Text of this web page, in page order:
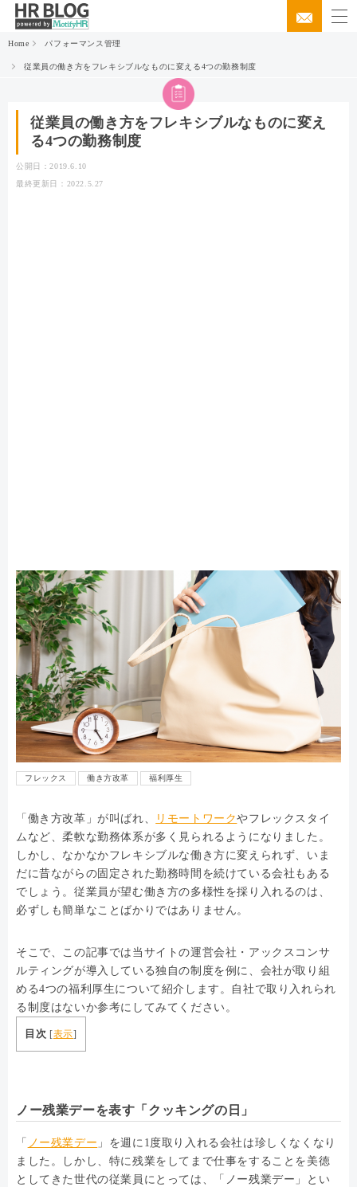
Home パフォーマンス管理
従業員の働き方をフレキシブルなものに変える4つの勤務制度
従業員の働き方をフレキシブルなものに変え
る4つの勤務制度
公開日：2019.6.10
最終更新日：2022.5.27
フレックス 働き方改革 福利厚生
「働き方改革」が叫ばれ、 リモートワークやフレックスタイ
ムなど、柔軟な勤務体系が多く見られるようになりました。
しかし、なかなかフレキシブルな働き方に変えられず、いま
だに昔ながらの固定された勤務時間を続けている会社もある
でしょう。従業員が望む働き方の多様性を採り入れるのは、
必ずしも簡単なことばかりではありません。
そこで、この記事では当サイトの運営会社・アックスコンサ
ルティングが導入している独自の制度を例に、会社が取り組
める4つの福利厚生について紹介します。自社で取り入れられ
る制度はないか参考にしてみてください。
目次 [表示]
ノー残業デーを表す「クッキングの日」
「 ノー残業デー 」を週に1度取り入れる会社は珍しくなくなり
ました。しかし、特に残業をしてまで仕事をすることを美徳
としてきた世代の従業員にとっては、「ノー残業デー」とい